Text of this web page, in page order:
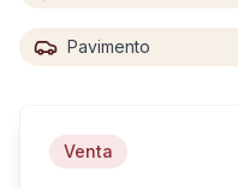
Pavimento
Venta